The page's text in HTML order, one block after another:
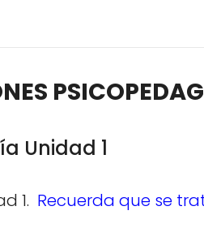
Unidad 1
1. Recuerda que se